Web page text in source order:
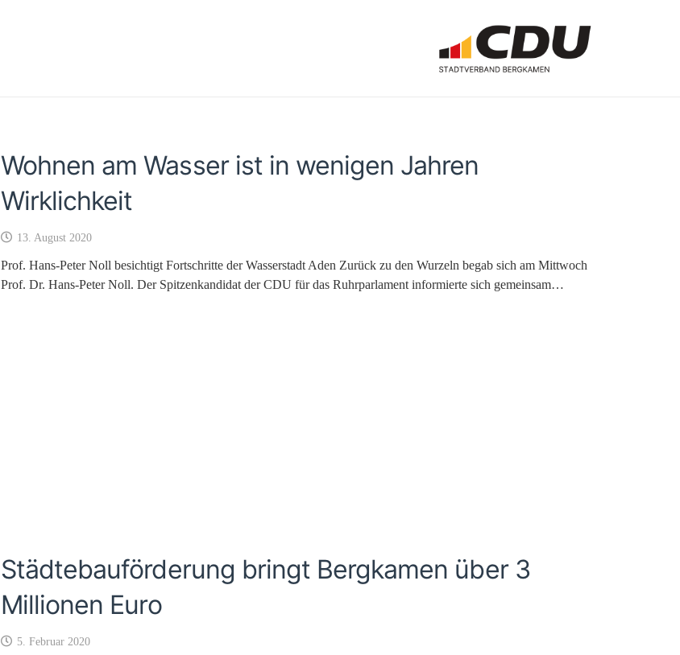
Wohnen am Wasser ist in wenigen Jahren
Wirklichkeit
13. August 2020
Prof. Hans-Peter Noll besichtigt Fortschritte der Wasserstadt Aden Zurück zu den Wurzeln begab sich am Mittwoch
Prof. Dr. Hans-Peter Noll. Der Spitzenkandidat der CDU für das Ruhrparlament informierte sich gemeinsam…
Städtebauförderung bringt Bergkamen über 3
Millionen Euro
5. Februar 2020